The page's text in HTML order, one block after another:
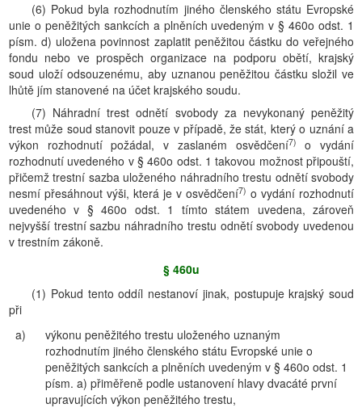
(6) Pokud byla rozhodnutím jiného členského státu Evropské
unie o peněžitých sankcích a plněních uvedeným v § 460o odst. 1
písm. d) uložena povinnost zaplatit peněžitou částku do veřejného
fondu nebo ve prospěch organizace na podporu obětí, krajský
soud uloží odsouzenému, aby uznanou peněžitou částku složil ve
lhůtě jím stanovené na účet krajského soudu.
(7) Náhradní trest odnětí svobody za nevykonaný peněžitý
trest může soud stanovit pouze v případě, že stát, který o uznání a
výkon rozhodnutí požádal, v zaslaném osvědčení7)
o vydání
rozhodnutí uvedeného v § 460o odst. 1 takovou možnost připouští,
přičemž trestní sazba uloženého náhradního trestu odnětí svobody
nesmí přesáhnout výši, která je v osvědčení7) o vydání rozhodnutí
uvedeného v § 460o odst. 1 tímto státem uvedena, zároveň
nejvyšší trestní sazbu náhradního trestu odnětí svobody uvedenou
v trestním zákoně.
§ 460u
(1) Pokud tento oddíl nestanoví jinak, postupuje krajský soud
při
a)
výkonu peněžitého trestu uloženého uznaným
rozhodnutím jiného členského státu Evropské unie o
peněžitých sankcích a plněních uvedeným v § 460o odst. 1
písm. a) přiměřeně podle ustanovení hlavy dvacáté první
upravujících výkon peněžitého trestu,